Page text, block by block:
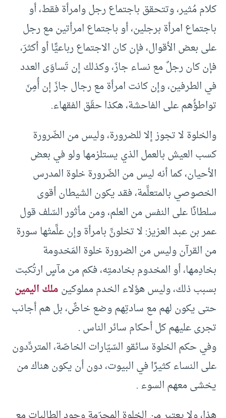
كلام مُثير، وتتحقق باجتماع رجل وامرأة فقط، أو
باجتماع امرأة برجلين، أو باجتماع امرأتين مع رجل
على بعض الأقوال، فإن كان الاجتماع رباعيًّا أو أكثرَ،
فإن كان رجلٌ مع نساء جازَ، وكذلك إن تَساوَى العدد
في الطرفين، وإن كانت امرأة مع رجال جازَ إن أُمِنَ
تواطؤُهم على الفاحشة، هكذا حقّق الفقهاء.
والخلوة لا تجوز إلا للضرورة، وليس من الضّرورة
كسب العيش بالعمل الذي يستلزمها ولو في بعض
الأحيان، كما أنه ليس من الضّرورة خلوة المدرس
الخصوصي بالمتعلِّمة، فقد يكون الشيطان أقوى
سلطانًا على النفس من العلم، ومن مأثور السّلف قول
عمر بن عبد العزيز: لا تخلونَّ بامرأة وإن علَّمتْها سورة
من القرآن وليس من الضرورة خلوة المَخدومة
بخادِمها، أو المخدوم بخادمتِه، فكم من مآسٍ ارتُكبت
بسبب ذلك، وليس هؤلاء الخدم مملوكينملك اليمين
حتى يكون لهم مع سادتِهم وضع خاصٌّ، بل هم أجانب
تجرى عليهم كل أحكام سائر الناس .
وفي حكم الخلوة سائقو السّيّارات الخاصّة، المتردِّدون
على النساء كثيرًا في البيوت، دون أن يكون هناك من
يخشى معهم السوء .